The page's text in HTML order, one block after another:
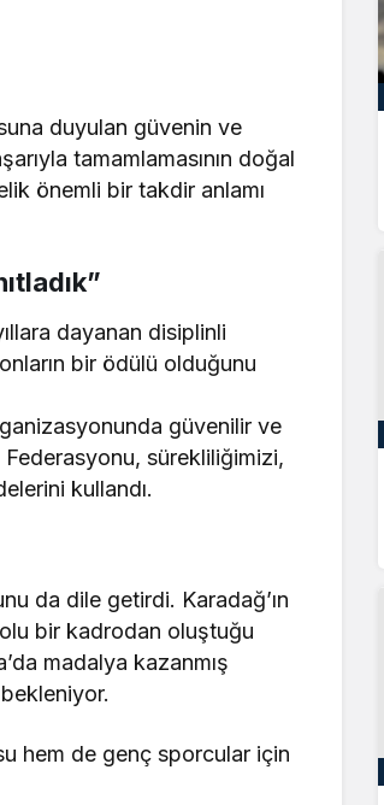
duyulan güvenin ve
tamamlamasının doğal
önemli bir takdir anlamı
dayanan disiplinli
bir ödülü olduğunu
güvenilir ve
sürekliliğimizi,
kullandı.
da dile getirdi. Karadağ’ın
bir kadrodan oluştuğu
madalya kazanmış
hem de genç sporcular için